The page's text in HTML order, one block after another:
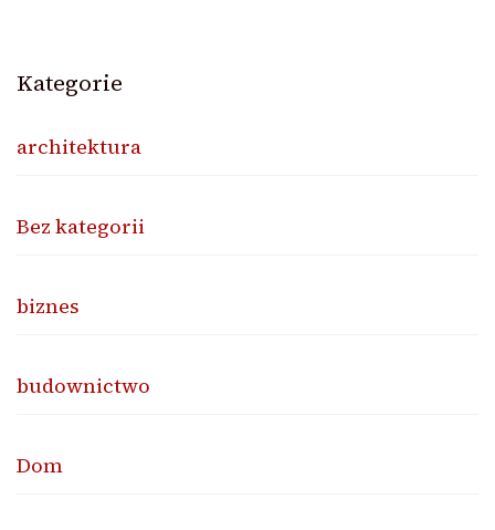
Kategorie
architektura
Bez kategorii
biznes
budownictwo
Dom